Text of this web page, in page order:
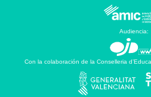
Audiencia:
Con la colaboración de la Conselleria